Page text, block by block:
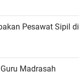
Pesawat Sipil di
Madrasah